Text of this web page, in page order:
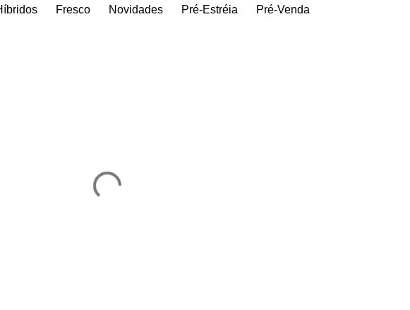
Fresco Novidades Pré-Estréia Pré-Venda